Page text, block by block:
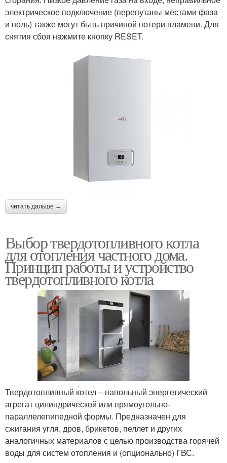
электрическое подключение (перепутаны местами фаза
и ноль) также могут быть причиной потери пламени. Для
снятия сбоя нажмите кнопку RESET.
читать дальше →
Выбор твердотопливного котла
для отопления частного дома.
Принцип работы и устройство
твердотопливного котла
Твердотопливный котел – напольный энергетический
агрегат цилиндрической или прямоугольно-
параллелепипедной формы. Предназначен для
сжигания угля, дров, брикетов, пеллет и других
аналогичных материалов с целью производства горячей
воды для систем отопления и (опционально) ГВС.